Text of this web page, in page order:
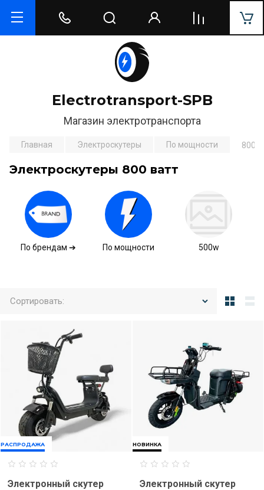
Electrotransport-SPB
Магазин электротранспорта
Главная Электроскутеры По мощности 800w
Электроскутеры 800 ватт
По брендам ➔ По мощности 500w
Сортировать:
РАСПРОДАЖА
Электронный скутер
НОВИНКА
Электронный скутер